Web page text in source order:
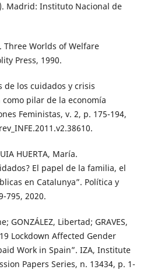
Madrid: Instituto Nacional de
Three Worlds of Welfare
Press, 1990.
de los cuidados y crisis
pilar de la economía
Feministas, v. 2, p. 175-194,
HUERTA, María.
El papel de la familia, el
en Catalunya”. Política y
795, 2020.
GONZÁLEZ, Libertad; GRAVES,
Lockdown Affected Gender
Work in Spain”. IZA, Institute
Papers Series, n. 13434, p. 1-